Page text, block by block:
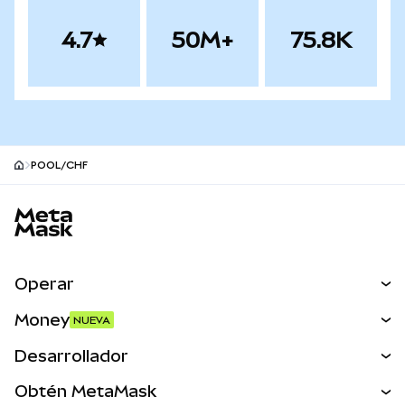
4.7 50M+ 75.8K
POOL/CHF
Operar
Activos del mundo real
Money NUEVA
Desarrollador
Obtén MetaMask